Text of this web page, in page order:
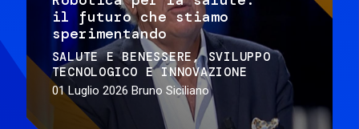
il futuro che stiamo
sperimentando
SALUTE E BENESSERE
SVILUPPO
TECNOLOGICO E INNOVAZIONE
01 Luglio 2026 Bruno Siciliano